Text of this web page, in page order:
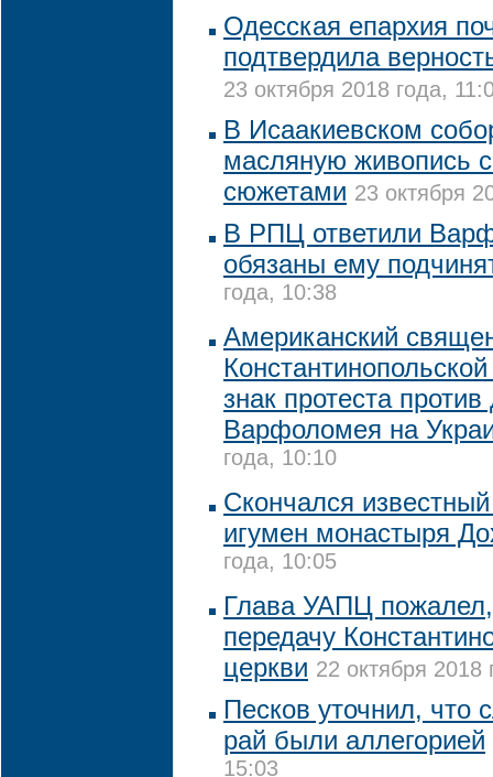
Одесская епархия
подтвердила
23 октября 2018 года,
В Исаакиевском
масляную живопись
сюжетами 23 октября
В РПЦ ответили
обязаны ему
года, 10:38
Американский
знак протеста
Варфоломея на
года, 10:10
Скончался
игумен монастыря
года, 10:05
Глава УАПЦ пожалел,
передачу
церкви 22 октября 2018
Песков уточнил, что
рай были аллегорией
15:03